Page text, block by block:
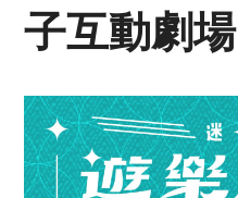
子互動劇場